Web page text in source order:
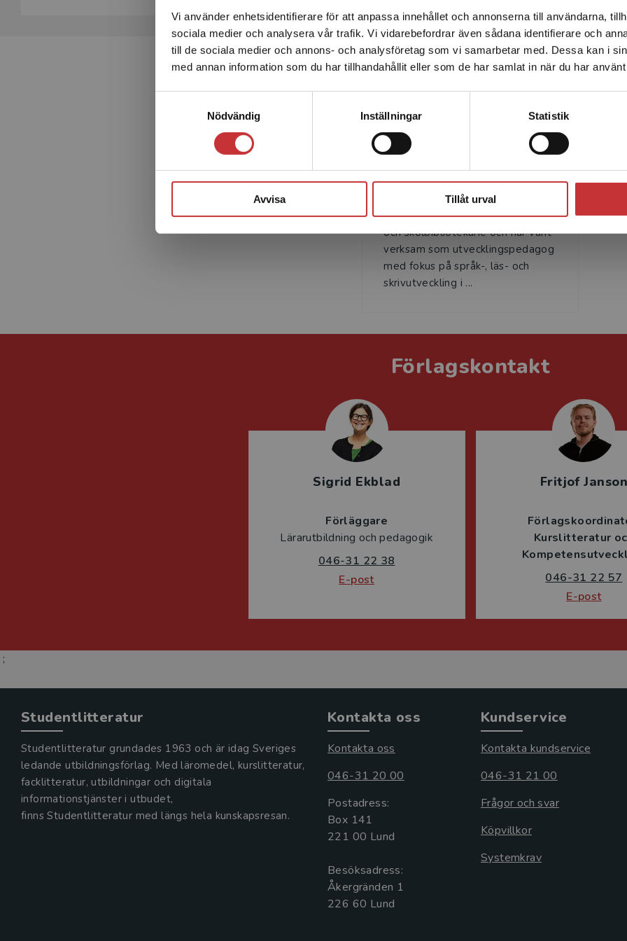
Vi använder enhetsidentifierare för att anpassa innehållet och annonserna till användarna,
sociala medier och analysera vår trafik. Vi vidarebefordrar även sådana identifierare och
till de sociala medier och annons- och analysföretag som vi samarbetar med. Dessa kan i
med annan information som du har tillhandahållit eller som de har samlat in när du har
Nödvändig
Inställningar Statistik
Avvisa Tillåt urval
Det verkar som att du besöker studentlitteratur.se via en
enhet utanför Sverige. Vi erbjuder inte leveranser utanför
Sverige. För att kunna slutföra ett köp måste
leveransadressen vara i Sverige.Läs mer
Författare
Maria Heimer
Maria Heimer är utbildad lärare
och skolbibliotekarie och har varit
verksam som utvecklingspedagog
med fokus på språk-, läs- och
skrivutveckling i ...
Förlagskontakt
Sigrid Ekblad
Förläggare
Lärarutbildning och pedagogik
046-31 22 38
E-post
Fritjof Janson
Kurslitteratur
046-31 22 57
E-post
;
Studentlitteratur
Studentlitteratur grundades 1963 och är idag Sveriges
ledande utbildningsförlag. Med läromedel, kurslitteratur,
facklitteratur, utbildningar och digitala
informationstjänster i utbudet,
finns Studentlitteratur med längs hela kunskapsresan.
Kontakta oss
Kontakta oss
046-31 20 00
Postadress:
Box 141
221 00 Lund
Besöksadress:
Åkergränden 1
Kundservice
Kontakta kundservice
046-31 21 00
Frågor och svar
Köpvillkor
Systemkrav